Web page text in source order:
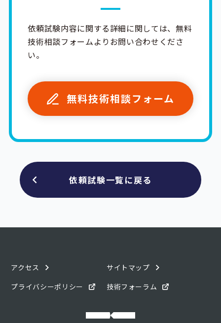
依頼試験内容に関する詳細に関しては、無料
技術相談フォームよりお問い合わせくださ
い。
無料技術相談フォーム
依頼試験一覧に戻る
アクセス
サイトマップ
プライバシーポリシー
技術フォーラム